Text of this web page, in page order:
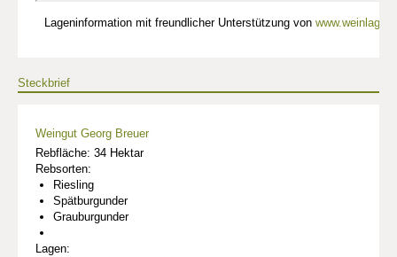
Lageninformation mit freundlicher Unterstützung von
Steckbrief
Weingut Georg Breuer
Rebfläche: 34 Hektar
Rebsorten:
Riesling
Spätburgunder
Grauburgunder
Lagen: